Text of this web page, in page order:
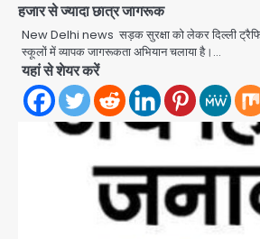
हजार से ज्यादा छात्र जागरूक
New Delhi news सड़क सुरक्षा को लेकर दिल्ली
स्कूलों में व्यापक जागरूकता अभियान चलाया है।…
यहां से शेयर करें
2
Rapido Driver
Snatcher: नोएडा में
बेचने वालों को बेचता था
गिरफ्तार, 98 मोबाइल
Dankaur accident:
पर तेज रफ्तार कार ने
गांव में मातम
Avinash Kumar
Greater Noida